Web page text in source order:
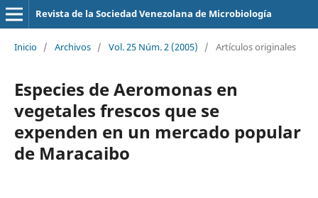
Revista de la Sociedad Venezolana de Microbiología
Inicio / Archivos / Vol. 25 Núm. 2 (2005) / Artículos originales
Especies de Aeromonas en
vegetales frescos que se
expenden en un mercado popular
de Maracaibo